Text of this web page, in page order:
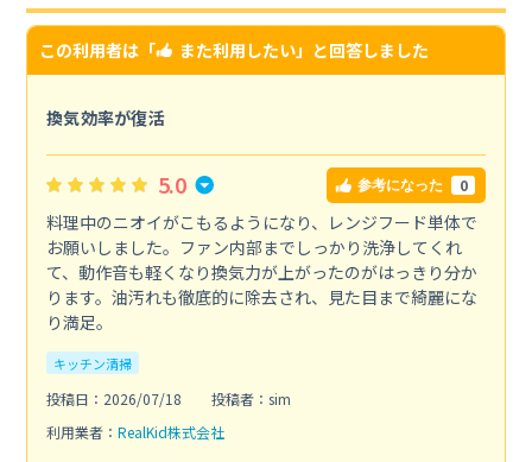
この利用者は「 また利用したい」と回答しました
換気効率が復活
5.0 参考になった 0
料理中のニオイがこもるようになり、レンジフード単体で
お願いしました。ファン内部までしっかり洗浄してくれ
て、動作音も軽くなり換気力が上がったのがはっきり分か
ります。油汚れも徹底的に除去され、見た目まで綺麗にな
り満足。
キッチン清掃
投稿日：2026/07/18
投稿者：sim
利用業者： RealKid株式会社